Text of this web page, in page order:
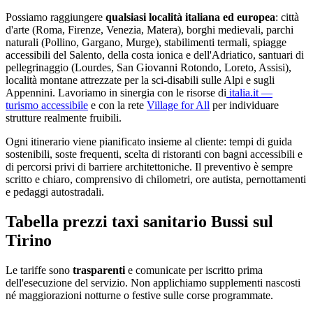
Possiamo raggiungere qualsiasi località italiana ed europea: città
d'arte (Roma, Firenze, Venezia, Matera), borghi medievali, parchi
naturali (Pollino, Gargano, Murge), stabilimenti termali, spiagge
accessibili del Salento, della costa ionica e dell'Adriatico, santuari di
pellegrinaggio (Lourdes, San Giovanni Rotondo, Loreto, Assisi),
località montane attrezzate per la sci-disabili sulle Alpi e sugli
Appennini. Lavoriamo in sinergia con le risorse di italia.it —
turismo accessibile e con la rete Village for All per individuare
strutture realmente fruibili.
Ogni itinerario viene pianificato insieme al cliente: tempi di guida
sostenibili, soste frequenti, scelta di ristoranti con bagni accessibili e
di percorsi privi di barriere architettoniche. Il preventivo è sempre
scritto e chiaro, comprensivo di chilometri, ore autista, pernottamenti
e pedaggi autostradali.
Tabella prezzi taxi sanitario Bussi sul
Tirino
Le tariffe sono trasparenti e comunicate per iscritto prima
dell'esecuzione del servizio. Non applichiamo supplementi nascosti
né maggiorazioni notturne o festive sulle corse programmate.